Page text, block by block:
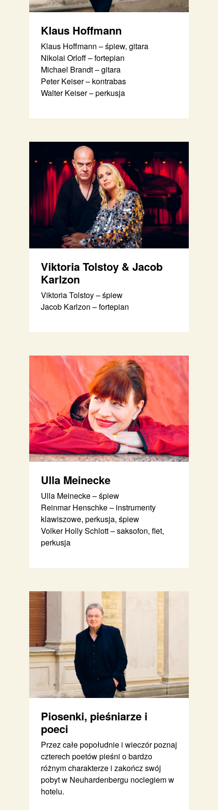
Klaus Hoffmann
Klaus Hoffmann – śpiew, gitara
Nikolai Orloff – fortepian
Michael Brandt – gitara
Peter Keiser – kontrabas
Walter Keiser – perkusja
Viktoria Tolstoy & Jacob
Karlzon
Viktoria Tolstoy – śpiew
Jacob Karlzon – fortepian
Ulla Meinecke
Ulla Meinecke – śpiew
Reinmar Henschke – instrumenty
klawiszowe, perkusja, śpiew
Volker Holly Schlott – saksofon, flet,
perkusja
Piosenki, pieśniarze i
poeci
Przez całe popołudnie i wieczór poznaj
czterech poetów pieśni o bardzo
różnym charakterze i zakończ swój
pobyt w Neuhardenbergu noclegiem w
hotelu.